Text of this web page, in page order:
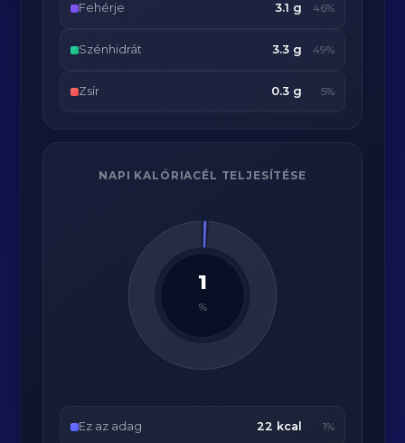
Fehérje 3.1 g 46%
Szénhidrát 3.3 g 49%
Zsír 0.3 g 5%
NAPI KALÓRIACÉL TELJESÍTÉSE
1
%
Ez az adag 22 kcal 1%